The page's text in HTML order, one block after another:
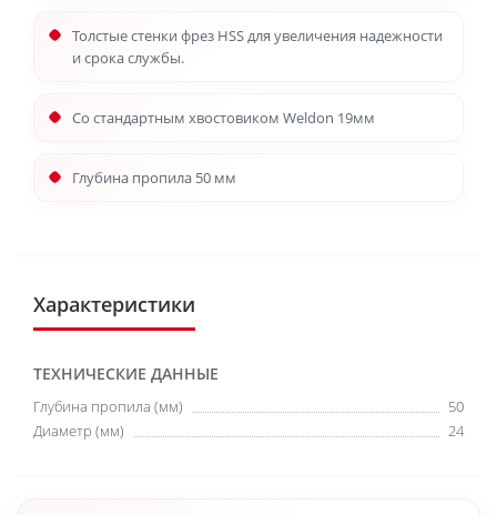
Толстые стенки фрез HSS для увеличения надежности
и срока службы.
Со стандартным хвостовиком Weldon 19мм
Глубина пропила 50 мм
Характеристики
ТЕХНИЧЕСКИЕ ДАННЫЕ
Глубина пропила (мм)
50
Диаметр (мм)
24